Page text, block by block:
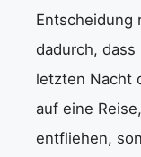
Entscheidung
dadurch,
letzten Nacht
auf eine
entfliehen,